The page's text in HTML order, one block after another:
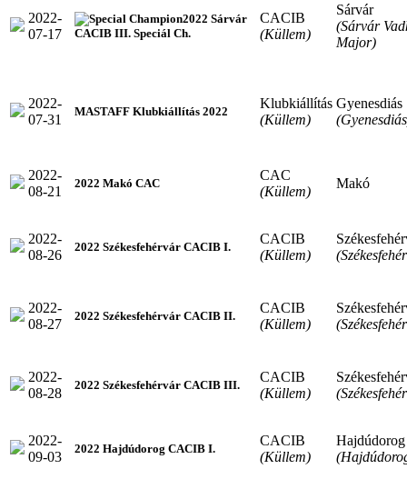
2022-
07-17
2022 Sárvár
CACIB III. Speciál Ch.
CACIB
(Küllem)
Sárvár
(Sárvár
Major)
2022-
07-31
MASTAFF Klubkiállítás 2022
Klubkiállítás
(Küllem)
Gyenesdiás
2022-
08-21
2022 Makó CAC
CAC
(Küllem)
Makó
2022-
08-26
2022 Székesfehérvár CACIB I.
CACIB
(Küllem)
2022-
08-27
2022 Székesfehérvár CACIB II.
CACIB
(Küllem)
2022-
08-28
2022 Székesfehérvár CACIB III.
CACIB
(Küllem)
2022-
09-03
2022 Hajdúdorog CACIB I.
CACIB
(Küllem)
Hajdúdorog